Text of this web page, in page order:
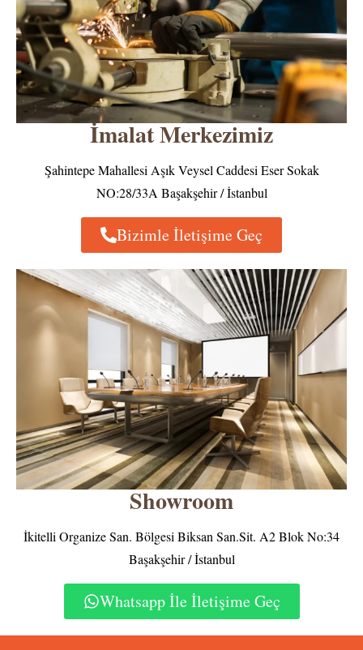
İmalat Merkezimiz
Şahintepe Mahallesi Aşık Veysel Caddesi Eser Sokak
NO:28/33A Başakşehir / İstanbul
Bizimle İletişime Geç
Showroom
İkitelli Organize San. Bölgesi Biksan San.Sit. A2 Blok No:34
Başakşehir / İstanbul
Whatsapp İle İletişime Geç